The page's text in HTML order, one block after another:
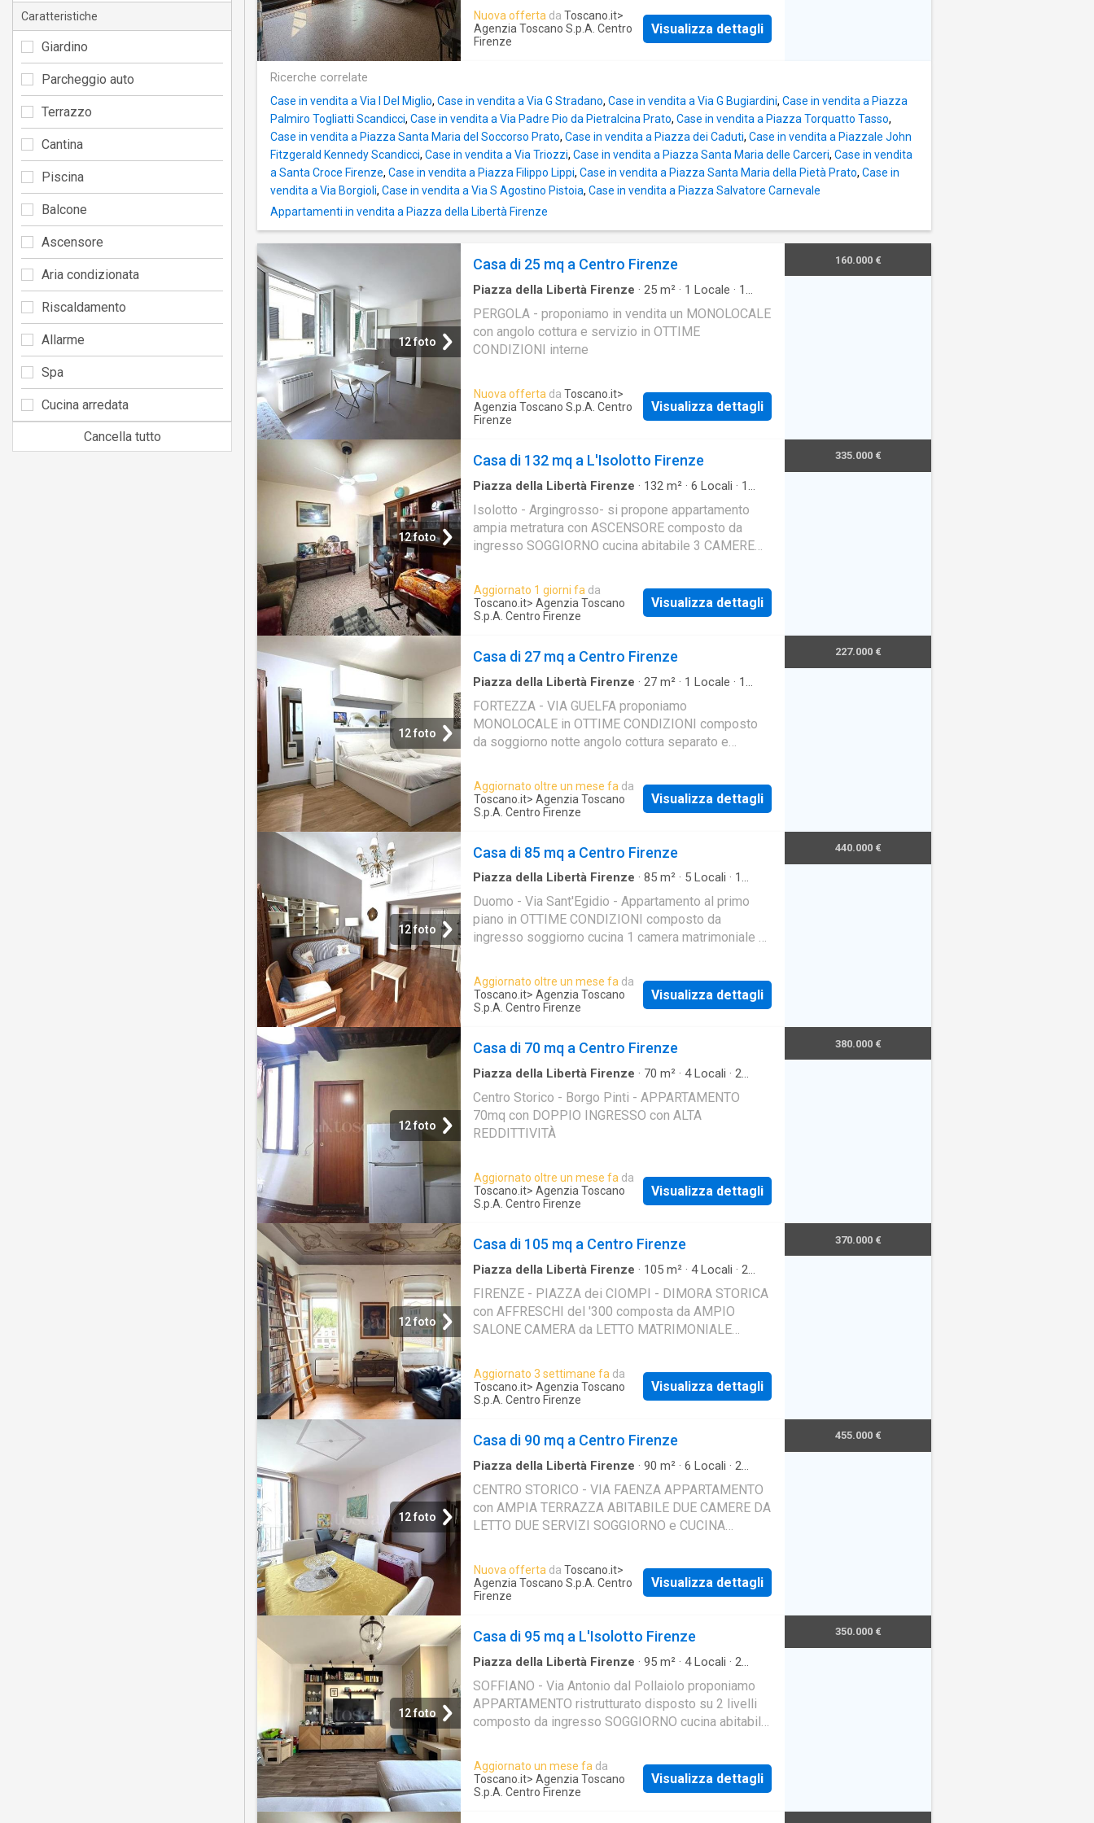
Nuova offerta da Toscano.it>
Agenzia Toscano S.p.A. Centro
Firenze
Visualizza dettagli
Ricerche correlate
Case in vendita a Via I Del Miglio, Case in vendita a Via G Stradano, Case in vendita a Via G Bugiardini, Case in vendita a Piazza
Palmiro Togliatti Scandicci, Case in vendita a Via Padre Pio da Pietralcina Prato, Case in vendita a Piazza Torquatto Tasso,
Case in vendita a Piazza Santa Maria del Soccorso Prato, Case in vendita a Piazza dei Caduti, Case in vendita a Piazzale John
Fitzgerald Kennedy Scandicci, Case in vendita a Via Triozzi, Case in vendita a Piazza Santa Maria delle Carceri, Case in vendita
a Santa Croce Firenze, Case in vendita a Piazza Filippo Lippi, Case in vendita a Piazza Santa Maria della Pietà Prato, Case in
vendita a Via Borgioli, Case in vendita a Via S Agostino Pistoia, Case in vendita a Piazza Salvatore Carnevale
Appartamenti in vendita a Piazza della Libertà Firenze
12 foto
Casa di 25 mq a Centro Firenze
Piazza della Libertà Firenze · 25 m² · 1 Locale · 1
PERGOLA - proponiamo in vendita un MONOLOCALE
con angolo cottura e servizio in OTTIME
CONDIZIONI interne
Nuova offerta da Toscano.it>
Agenzia Toscano S.p.A. Centro
Firenze
Visualizza dettagli
160.000 €
12 foto
Casa di 132 mq a L'Isolotto Firenze
Piazza della Libertà Firenze · 132 m² · 6 Locali · 1
Isolotto - Argingrosso- si propone appartamento
ampia metratura con ASCENSORE composto da
ingresso SOGGIORNO cucina abitabile 3 CAMERE
Aggiornato 1 giorni fa da
Toscano.it> Agenzia Toscano
S.p.A. Centro Firenze
Visualizza dettagli
335.000 €
12 foto
Casa di 27 mq a Centro Firenze
Piazza della Libertà Firenze · 27 m² · 1 Locale · 1
FORTEZZA - VIA GUELFA proponiamo
MONOLOCALE in OTTIME CONDIZIONI composto
da soggiorno notte angolo cottura separato e
Aggiornato oltre un mese fa da
Toscano.it> Agenzia Toscano
S.p.A. Centro Firenze
Visualizza dettagli
227.000 €
12 foto
Casa di 85 mq a Centro Firenze
Piazza della Libertà Firenze · 85 m² · 5 Locali · 1
Duomo - Via Sant'Egidio - Appartamento al primo
piano in OTTIME CONDIZIONI composto da
ingresso soggiorno cucina 1 camera matrimoniale 2
finestrato
Aggiornato oltre un mese fa da
Toscano.it> Agenzia Toscano
S.p.A. Centro Firenze
Visualizza dettagli
440.000 €
12 foto
Casa di 70 mq a Centro Firenze
Piazza della Libertà Firenze · 70 m² · 4Locali · 2
Centro Storico - Borgo Pinti - APPARTAMENTO
70mq con DOPPIO INGRESSO con ALTA
REDDITTIVITÀ
Aggiornato oltre un mese fa da
Toscano.it> Agenzia Toscano
S.p.A. Centro Firenze
Visualizza dettagli
380.000 €
12 foto
Casa di 105 mq a Centro Firenze
Piazza della Libertà Firenze · 105 m² · 4Locali · 2
FIRENZE - PIAZZA dei CIOMPI - DIMORA STORICA
con AFFRESCHI del '300 composta da AMPIO
SALONE CAMERA da LETTO MATRIMONIALE
Aggiornato 3 settimane fa da
Toscano.it> Agenzia Toscano
S.p.A. Centro Firenze
Visualizza dettagli
370.000 €
12 foto
Casa di 90 mq a Centro Firenze
Piazza della Libertà Firenze · 90 m² · 6 Locali · 2
CENTRO STORICO - VIA FAENZA APPARTAMENTO
con AMPIA TERRAZZA ABITABILE DUE CAMERE DA
LETTO DUE SERVIZI SOGGIORNO e CUCINA
Nuova offerta da Toscano.it>
Agenzia Toscano S.p.A. Centro
Firenze
Visualizza dettagli
455.000 €
12 foto
Casa di 95 mq a L'Isolotto Firenze
Piazza della Libertà Firenze · 95 m² · 4Locali · 2
SOFFIANO - Via Antonio dal Pollaiolo proponiamo
APPARTAMENTO ristrutturato disposto su 2 livelli
composto da ingresso SOGGIORNO cucina abitabile
Aggiornato un mese fa da
Toscano.it> Agenzia Toscano
S.p.A. Centro Firenze
Visualizza dettagli
350.000 €
Caratteristiche
Giardino
Parcheggio auto
Terrazzo
Cantina
Piscina
Balcone
Ascensore
Aria condizionata
Riscaldamento
Allarme
Spa
Cucina arredata
Cancella tutto